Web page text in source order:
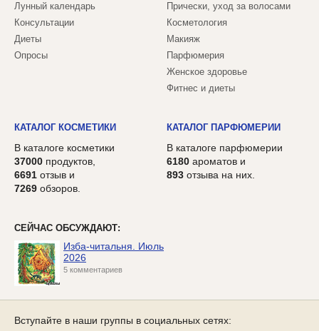
Лунный календарь
Консультации
Диеты
Опросы
Прически, уход за волосами
Косметология
Макияж
Парфюмерия
Женское здоровье
Фитнес и диеты
КАТАЛОГ КОСМЕТИКИ
В каталоге косметики
37000 продуктов,
6691 отзыв и
7269 обзоров.
КАТАЛОГ ПАРФЮМЕРИИ
В каталоге парфюмерии
6180 ароматов и
893 отзыва на них.
СЕЙЧАС ОБСУЖДАЮТ:
Изба-читальня. Июль
2026
5 комментариев
Вступайте в наши группы в социальных сетях: